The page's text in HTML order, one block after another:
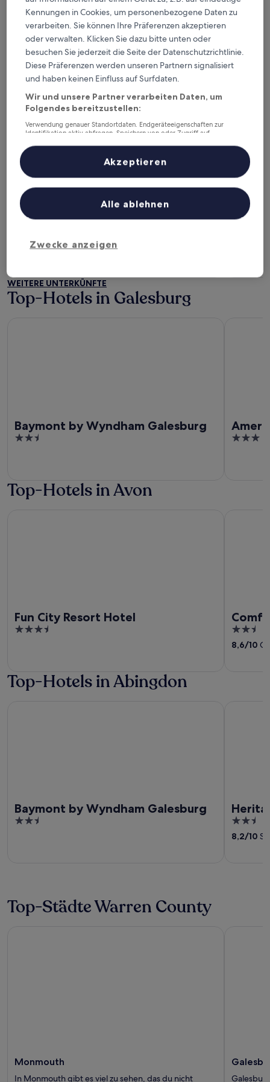
Dieses Wochenende
7. Aug. - 9. Aug.
Nächstes Wochenende
14. Aug. - 16. Aug.
Warren County – wo
übernachten?
Top-Hotels in Monmouth
AmericInn by Wyndham
Monmouth
of
5
AmericInn by Wyndham Monmouth
Super
of
WEITERE UNTERKÜNFTE
Top-Hotels in Galesburg
Baymont by Wyndham Galesburg
2.5
3
Top-Hotels in Avon
Fun City Resort Hotel
3.5
2.5
out
8,6/10
Top-Hotels in Abingdon
Baymont by Wyndham Galesburg
2.5
2.5
out
8,2/10
Top-Städte Warren County
Monmouth
In Monmouth gibt es viel zu sehen, das du nicht
Kennungen in Cookies, um personenbezogene Daten zu
verarbeiten. Sie können Ihre Präferenzen akzeptieren
oder verwalten. Klicken Sie dazu bitte unten oder
besuchen Sie jederzeit die Seite der Datenschutzrichtlinie.
Diese Präferenzen werden unseren Partnern signalisiert
und haben keinen Einfluss auf Surfdaten.
Wir und unsere Partner verarbeiten Daten, um
Folgendes bereitzustellen:
Verwendung genauer Standortdaten. Endgeräteeigenschaften zur
Identifikation aktiv abfragen. Speichern von oder Zugriff auf
Inhalte, Messung von Werbeleistung und der Performance von Inhalten,
Zielgruppenforschung sowie Entwicklung und Verbesserung von
Liste der Partner (Lieferanten)
Zwecke anzeigen
Alle ablehnen
Akzeptieren